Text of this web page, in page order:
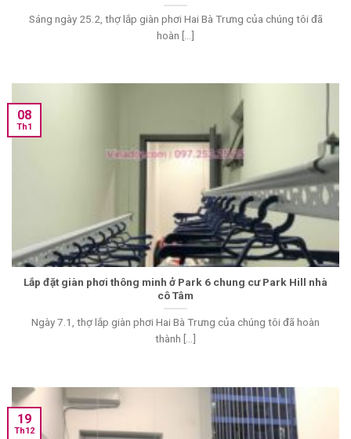
Sáng ngày 25.2, thợ lắp giàn phơi Hai Bà Trưng của chúng tôi đã
hoàn [...]
Lắp đặt giàn phơi thông minh ở Park 6 chung cư Park Hill nhà
cô Tâm
Ngày 7.1, thợ lắp giàn phơi Hai Bà Trưng của chúng tôi đã hoàn
thành [...]
08
Th1
19
Th12